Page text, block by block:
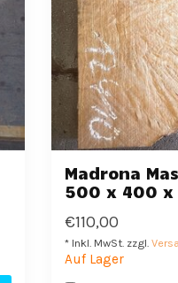
Madrona
500 x 400 x
€110,00
* Inkl. MwSt. zzgl.
Auf Lager